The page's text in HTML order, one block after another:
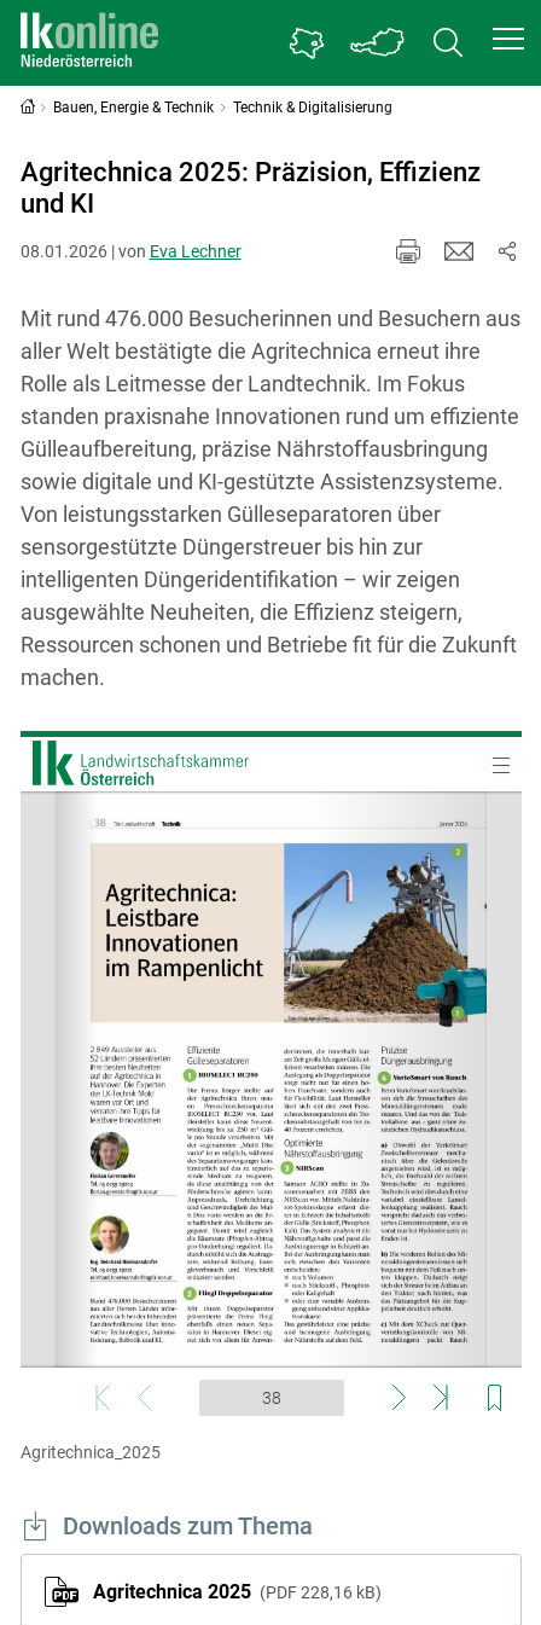
Skip to main content
Bauen, Energie & Technik Technik & Digitalisierung
Agritechnica 2025: Präzision, Effizienz
und KI
08.01.2026 | von Eva Lechner
Mit rund 476.000 Besucherinnen und Besuchern aus
aller Welt bestätigte die Agritechnica erneut ihre
Rolle als Leitmesse der Landtechnik. Im Fokus
standen praxisnahe Innovationen rund um effiziente
Gülleaufbereitung, präzise Nährstoffausbringung
sowie digitale und KI-gestützte Assistenzsysteme.
Von leistungsstarken Gülleseparatoren über
sensorgestützte Düngerstreuer bis hin zur
intelligenten Düngeridentifikation – wir zeigen
ausgewählte Neuheiten, die Effizienz steigern,
Ressourcen schonen und Betriebe fit für die Zukunft
machen.
Agritechnica_2025
Downloads zum Thema
Agritechnica 2025 PDF 228,16 kB